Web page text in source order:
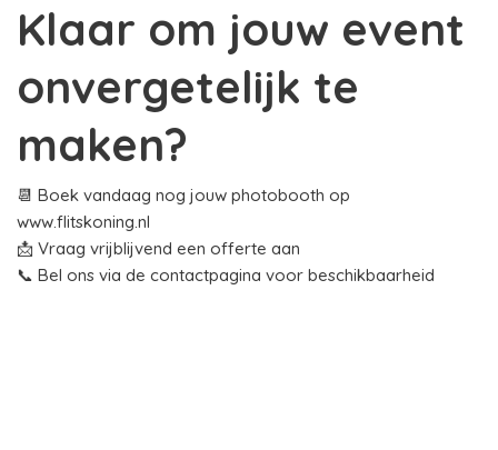
Klaar om jouw event
onvergetelijk te
maken?
📆 Boek vandaag nog jouw photobooth op
www.flitskoning.nl
📩 Vraag vrijblijvend een offerte aan
📞 Bel ons via de contactpagina voor beschikbaarheid